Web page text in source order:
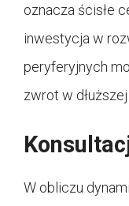
oznacza ścisłe
inwestycja w
peryferyjnych
zwrot w
W obliczu